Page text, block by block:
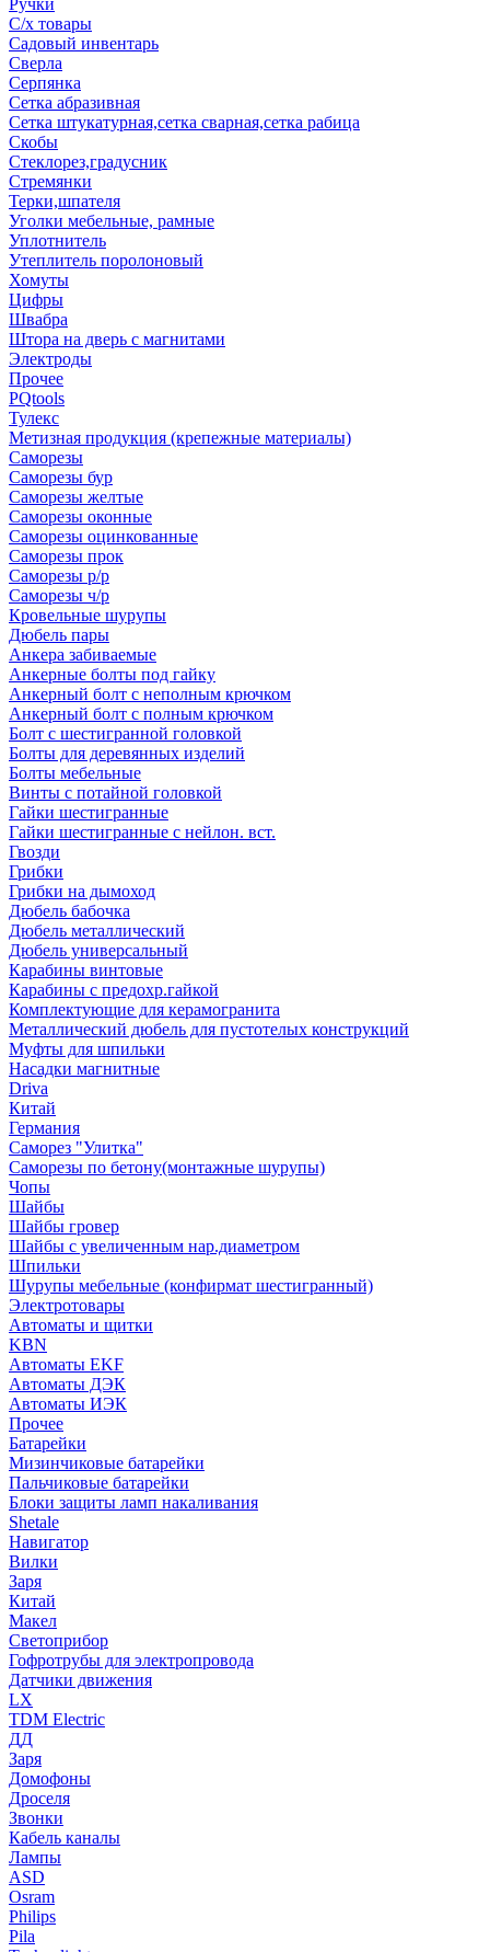
Ручки
С/х товары
Садовый инвентарь
Сверла
Серпянка
Сетка абразивная
Сетка штукатурная,сетка сварная,сетка рабица
Скобы
Стеклорез,градусник
Стремянки
Терки,шпателя
Уголки мебельные, рамные
Уплотнитель
Утеплитель поролоновый
Хомуты
Цифры
Швабра
Штора на дверь с магнитами
Электроды
Прочее
PQtools
Тулекс
Метизная продукция (крепежные материалы)
Саморезы
Саморезы бур
Саморезы желтые
Саморезы оконные
Саморезы оцинкованные
Саморезы прок
Саморезы р/р
Саморезы ч/р
Кровельные шурупы
Дюбель пары
Анкера забиваемые
Анкерные болты под гайку
Анкерный болт с неполным крючком
Анкерный болт с полным крючком
Болт с шестигранной головкой
Болты для деревянных изделий
Болты мебельные
Винты с потайной головкой
Гайки шестигранные
Гайки шестигранные с нейлон. вст.
Гвозди
Грибки
Грибки на дымоход
Дюбель бабочка
Дюбель металлический
Дюбель универсальный
Карабины винтовые
Карабины с предохр.гайкой
Комплектующие для керамогранита
Металлический дюбель для пустотелых конструкций
Муфты для шпильки
Насадки магнитные
Driva
Китай
Германия
Саморез "Улитка"
Саморезы по бетону(монтажные шурупы)
Чопы
Шайбы
Шайбы гровер
Шайбы с увеличенным нар.диаметром
Шпильки
Шурупы мебельные (конфирмат шестигранный)
Электротовары
Автоматы и щитки
KBN
Автоматы EKF
Автоматы ДЭК
Автоматы ИЭК
Прочее
Батарейки
Мизинчиковые батарейки
Пальчиковые батарейки
Блоки защиты ламп накаливания
Shetale
Навигатор
Вилки
Заря
Китай
Макел
Светоприбор
Гофротрубы для электропровода
Датчики движения
LX
TDM Electric
ДД
Заря
Домофоны
Дроселя
Звонки
Кабель каналы
Лампы
ASD
Osram
Philips
Pila